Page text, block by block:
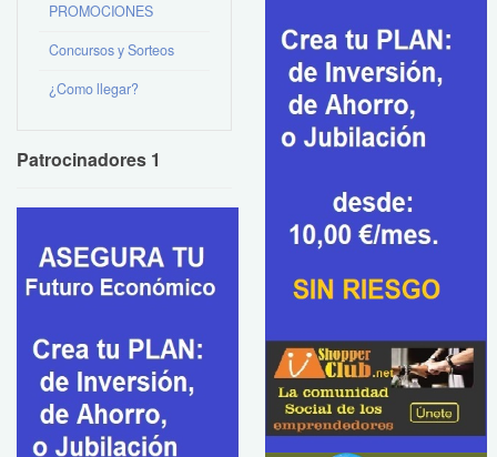
PROMOCIONES
Concursos y Sorteos
¿Como llegar?
Patrocinadores 1